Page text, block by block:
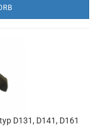
D131, D141, D161